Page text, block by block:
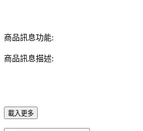
商品訊息功能:
商品訊息描述:
載入更多